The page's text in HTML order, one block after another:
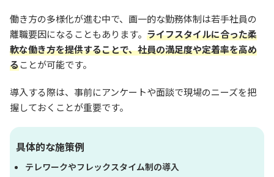
働き方の多様化が進む中で、画一的な勤務体制は若手社員の
離職要因になることもあります。 ライフスタイルに合った柔
軟な働き方を提供することで、社員の満足度や定着率を高め
ることが可能です。
導入する際は、事前にアンケートや面談で現場のニーズを把
握しておくことが重要です。
具体的な施策例
テレワークやフレックスタイム制の導入